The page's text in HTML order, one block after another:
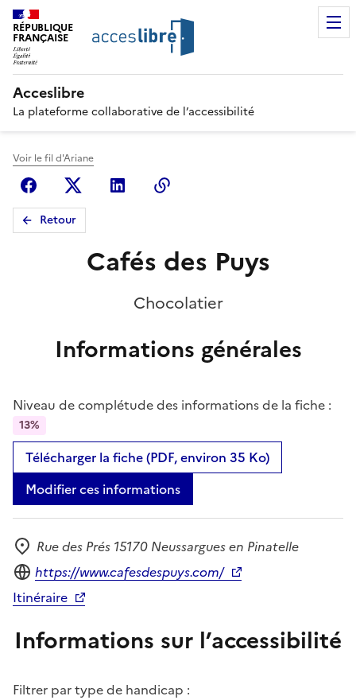
RÉPUBLIQUE
FRANÇAISE
Acceslibre
La plateforme collaborative de l’accessibilité
Voir le fil d'Ariane
FacebookX (anciennement Twitter)
Linkedin
Retour
Cafés des Puys
Chocolatier
Informations générales
Niveau de complétude des informations de la fiche :
13%
Télécharger la fiche (PDF, environ 35 Ko)
Modifier ces informations
Adresse
Rue des Prés 15170 Neussargues en Pinatelle
Site internet
https://www.cafesdespuys.com/
Itinéraire
Informations sur l’accessibilité
Filtrer par type de handicap :